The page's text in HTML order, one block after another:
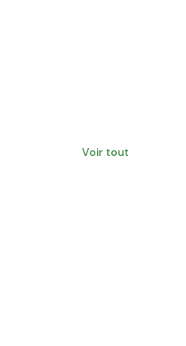
Voir tout